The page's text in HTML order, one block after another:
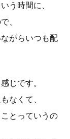
う時間に、
、
がらいつも配
じです。
なくて、
とっていうの